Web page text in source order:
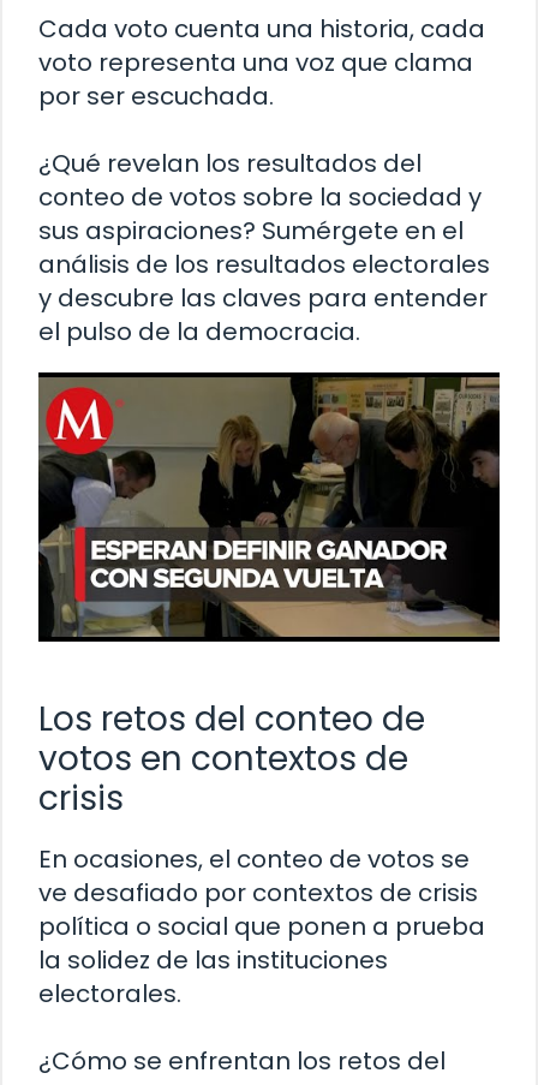
Cada voto cuenta una historia, cada
voto representa una voz que clama
por ser escuchada.
¿Qué revelan los resultados del
conteo de votos sobre la sociedad y
sus aspiraciones? Sumérgete en el
análisis de los resultados electorales
y descubre las claves para entender
el pulso de la democracia.
Los retos del conteo de
votos en contextos de
crisis
En ocasiones, el conteo de votos se
ve desafiado por contextos de crisis
política o social que ponen a prueba
la solidez de las instituciones
electorales.
¿Cómo se enfrentan los retos del